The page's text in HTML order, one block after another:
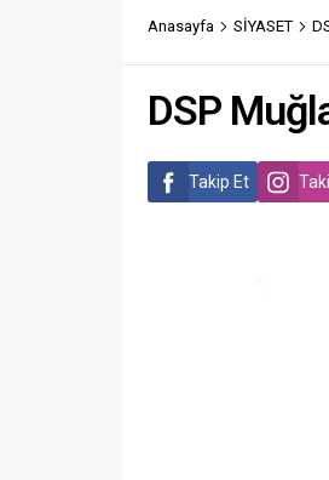
Anasayfa SİYASET
DSP
Takip Et